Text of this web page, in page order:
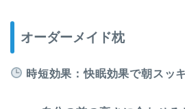
オーダーメイド枕
時短効果：快眠効果で朝スッ